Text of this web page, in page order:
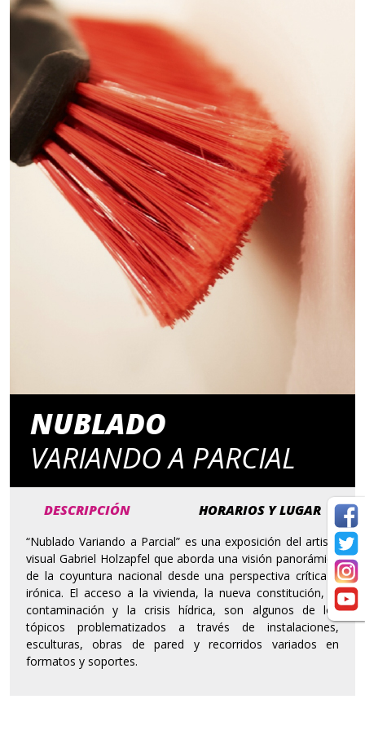
NUBLADO
VARIANDO A PARCIAL
DESCRIPCIÓN HORARIOS Y LUGAR
“Nublado Variando a Parcial” es una exposición del artista
visual Gabriel Holzapfel que aborda una visión panorámica
de la coyuntura nacional desde una perspectiva crítica e
irónica. El acceso a la vivienda, la nueva constitución, la
contaminación y la crisis hídrica, son algunos de los
tópicos problematizados a través de instalaciones,
esculturas, obras de pared y recorridos variados en
formatos y soportes.